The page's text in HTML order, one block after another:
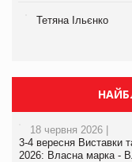
Тетяна Ільєнко
18 червня 2026 |
3-4 вересня Виставки
2026: Власна марка -